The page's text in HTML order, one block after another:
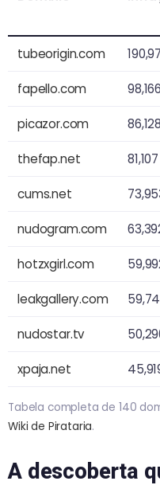
tubeorigin.com
fapello.com 98,166
picazor.com 86,128
thefap.net 81,107
cums.net
nudogram.com
hotzxgirl.com
leakgallery.com
nudostar.tv
xpaja.net
Tabela completa de 140
Wiki de Pirataria.
A descoberta